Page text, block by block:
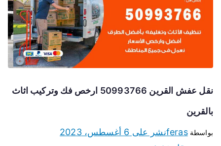
نقل عفش القرين 50993766 ارخص فك وتركيب اثاث
بالقرين
بواسطةferasنشر على 6 أغسطس، 2023